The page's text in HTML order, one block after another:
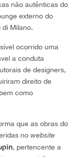
não autênticas do
externo do
di Milano.
ocorrido uma
a conduta
de designers,
direito de
como
que as obras do
no website
, pertencente a